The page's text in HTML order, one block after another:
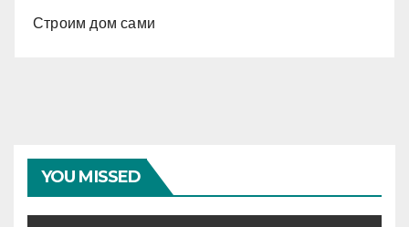
Строим дом сами
YOU MISSED